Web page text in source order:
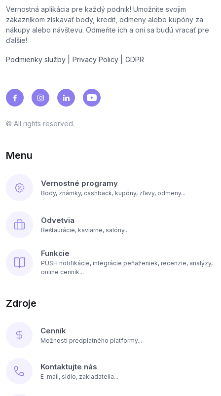
Vernostná aplikácia pre každý podnik! Umožnite svojim
zákazníkom získavať body, kredit, odmeny alebo kupóny za
nákupy alebo návštevu. Odmeňte ich a oni sa budú vracať pre
ďalšie!
Podmienky služby Privacy Policy GDPR
© All rights reserved.
Menu
Vernostné programy
Body, známky, cashback, kupóny, zľavy, odmeny...
Odvetvia
Reštaurácie, kaviarne, salóny...
Funkcie
PUSH notifikácie, integrácie peňaženiek, recenzie, analýzy,
online cenník...
Zdroje
Cenník
Možnosti predplatného platformy...
Kontaktujte nás
E-mail, sídlo, zakladatelia...